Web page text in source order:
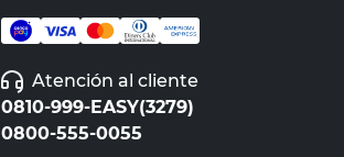
Atención al cliente
0810-999-EASY(3279)
0800-555-0055